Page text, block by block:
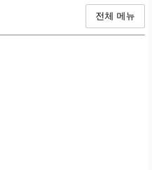
전체 메뉴